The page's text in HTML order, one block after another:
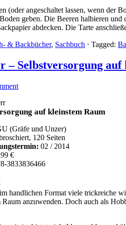
(oder angeschaltet lassen, wenn der
geben. Die Beeren halbieren
abdecken. Die Tarte
& Backbücher, Sachbuch ⋅ Tagged:
– Selbstversorgung auf
auf kleinstem Raum
(Gräfe und Unzer)
120 Seiten
02 / 2014
€
3833836466
handlichen Format viele trickreiche
Raum anzuwenden. Doch auch als